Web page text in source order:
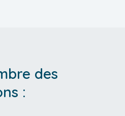
des
: